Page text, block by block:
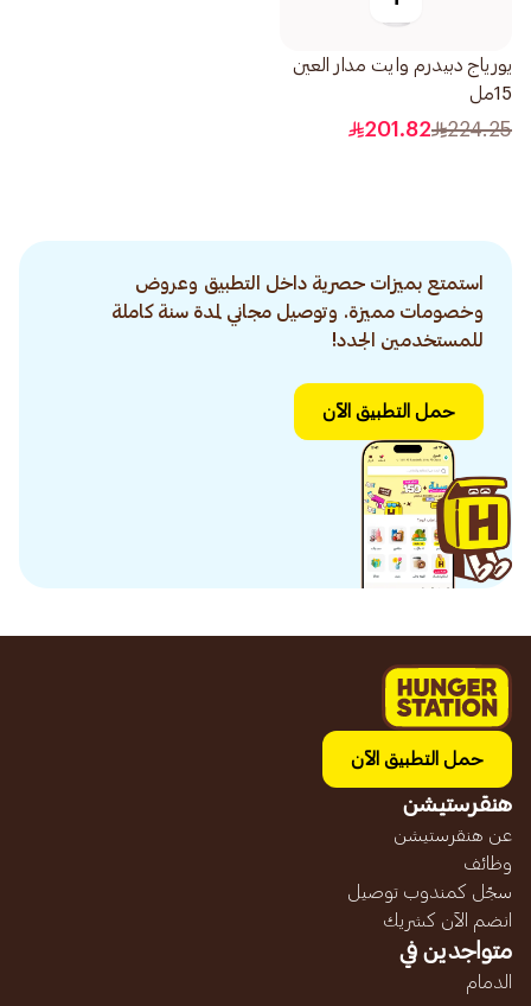
يورياج دبيدرم وايت مدار العين
15مل
224.25
201.82
استمتع بميزات حصرية داخل التطبيق وعروض
وخصومات مميزة. وتوصيل مجاني لمدة سنة كاملة
للمستخدمين الجدد!
حمل التطبيق الآن
حمل التطبيق الآن
هنقرستيشن
عن هنقرستيشن
وظائف
سجّل كمندوب توصيل
انضم الآن كشريك
متواجدين في
الدمام